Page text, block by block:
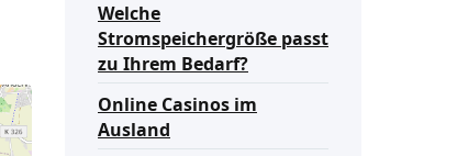
Welche
Stromspeichergröße passt
zu Ihrem Bedarf?
Online Casinos im
Ausland